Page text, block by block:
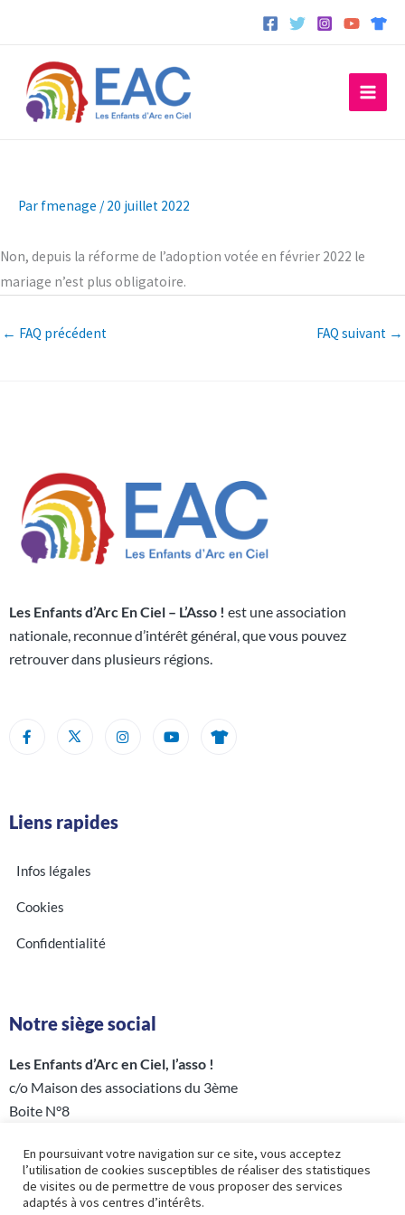
contenu
Par fmenage / 20 juillet 2022
Non, depuis la réforme de l’adoption votée en février 2022 le
mariage n’est plus obligatoire.
← FAQ précédent FAQ suivant →
Les Enfants d’Arc En Ciel – L’Asso ! est une association
nationale, reconnue d’intérêt général, que vous pouvez
retrouver dans plusieurs régions.
Liens rapides
Infos légales
Cookies
Confidentialité
Notre siège social
Les Enfants d’Arc en Ciel, l’asso !
c/o Maison des associations du 3ème
Boite N°8
En poursuivant votre navigation sur ce site, vous acceptez
l’utilisation de cookies susceptibles de réaliser des statistiques
de visites ou de permettre de vous proposer des services
adaptés à vos centres d’intérêts.